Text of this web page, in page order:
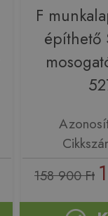
F
építhető
158 900 Ft